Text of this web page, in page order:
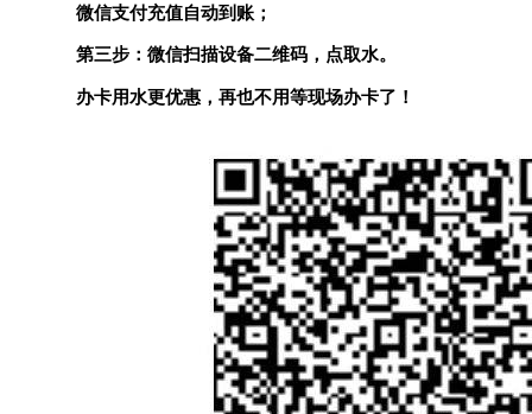
微信支付充值自动到账；
第三步：微信扫描设备二维码，点取水。
办卡用水更优惠，再也不用等现场办卡了！